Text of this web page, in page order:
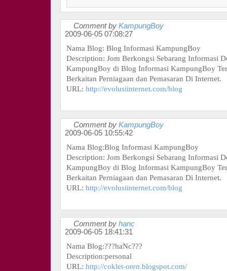
Comment by KampungBoy
2009-06-05 07:08:27
Nama Blog: Blog Informasi KampungBoy
Description: Jom Berkongsi Sebarang Informasi
KampungBoy di Blog Informasi KampungBoy
Berkaitan Perniagaan dan Pemasaran Di Internet.
URL: http://evolusiinternet.com/blog
Comment by KampungBoy
2009-06-05 10:55:42
Nama Blog:Blog Informasi KampungBoy
Description: Jom Berkongsi Sebarang Informasi
KampungBoy di Blog Informasi KampungBoy
Berkaitan Perniagaan dan Pemasaran Di Internet.
URL: http://evolusiinternet.com/blog
Comment by hanc
2009-06-05 18:41:31
Nama Blog:???haNc???
Description:personal
URL: http://coklet-oren.blogspot.com/